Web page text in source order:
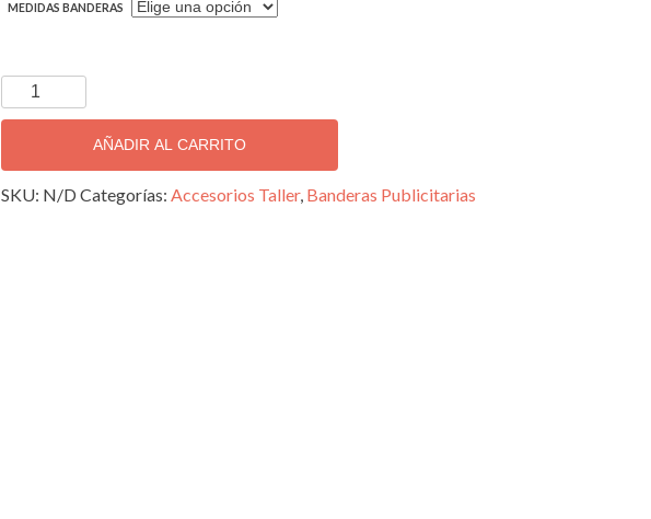
MEDIDAS BANDERAS
Bandera
tipo
cantidad
AÑADIR AL CARRITO
SKU: N/D Categorías: Accesorios Taller, Banderas Publicitarias